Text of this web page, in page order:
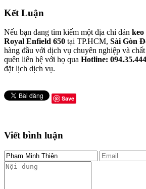
Kết Luận
Nếu bạn đang tìm kiếm một địa chỉ dán keo
Royal Enfield 650 tại TP.HCM, Sài Gòn
hàng đầu với dịch vụ chuyên nghiệp và
quên liên hệ với họ qua Hotline:
đặt lịch dịch vụ.
Save
Viết bình luận